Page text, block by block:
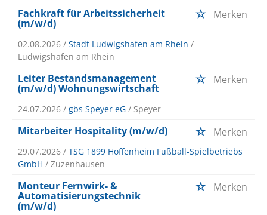
Fachkraft für Arbeitssicherheit
(m/w/d)
Merken
02.08.2026 / Stadt Ludwigshafen am Rhein /
Ludwigshafen am Rhein
Leiter Bestandsmanagement
(m/w/d) Wohnungswirtschaft
Merken
24.07.2026 / gbs Speyer eG / Speyer
Mitarbeiter Hospitality (m/w/d) Merken
29.07.2026 / TSG 1899 Hoffenheim Fußball-Spielbetriebs
GmbH / Zuzenhausen
Monteur Fernwirk- &
Automatisierungstechnik
(m/w/d)
Merken